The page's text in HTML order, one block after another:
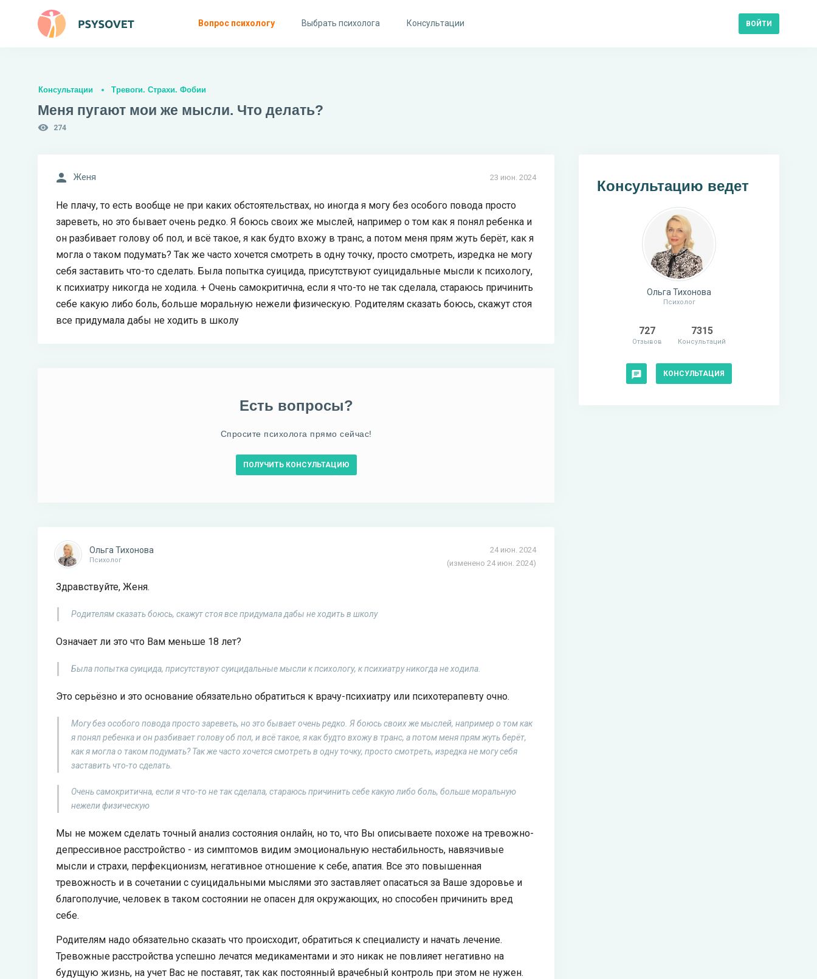
Вопрос психологу Выбрать психолога Консультации ВОЙТИ
Консультации Тревоги. Страхи. Фобии
Меня пугают мои же мысли. Что делать?
274
23 июн. 2024
Женя
Не плачу, то есть вообще не при каких обстоятельствах, но иногда я могу без особого повода просто
зареветь, но это бывает очень редко. Я боюсь своих же мыслей, например о том как я понял ребенка и
он разбивает голову об пол, и всё такое, я как будто вхожу в транс, а потом меня прям жуть берёт, как я
могла о таком подумать? Так же часто хочется смотреть в одну точку, просто смотреть, изредка не могу
себя заставить что-то сделать. Была попытка суицида, присутствуют суицидальные мысли к психологу,
к психиатру никогда не ходила. + Очень самокритична, если я что-то не так сделала, стараюсь причинить
себе какую либо боль, больше моральную нежели физическую. Родителям сказать боюсь, скажут стоя
все придумала дабы не ходить в школу
Есть вопросы?
Спросите психолога прямо сейчас!
ПОЛУЧИТЬ КОНСУЛЬТАЦИЮ
24 июн. 2024
(изменено 24 июн. 2024)
Ольга Тихонова
Психолог
Здравствуйте, Женя.
Родителям сказать боюсь, скажут стоя все придумала дабы не ходить в школу
Означает ли это что Вам меньше 18 лет?
Была попытка суицида, присутствуют суицидальные мысли к психологу, к психиатру никогда не ходила.
Это серьёзно и это основание обязательно обратиться к врачу-психиатру или психотерапевту очно.
Могу без особого повода просто зареветь, но это бывает очень редко. Я боюсь своих же мыслей, например о том как
я понял ребенка и он разбивает голову об пол, и всё такое, я как будто вхожу в транс, а потом меня прям жуть берёт,
как я могла о таком подумать? Так же часто хочется смотреть в одну точку, просто смотреть, изредка не могу себя
заставить что-то сделать.
Очень самокритична, если я что-то не так сделала, стараюсь причинить себе какую либо боль, больше моральную
нежели физическую
Мы не можем сделать точный анализ состояния онлайн, но то, что Вы описываете похоже на тревожно-
депрессивное расстройство - из симптомов видим эмоциональную нестабильность, навязчивые
мысли и страхи, перфекционизм, негативное отношение к себе, апатия. Все это повышенная
тревожность и в сочетании с суицидальными мыслями это заставляет опасаться за Ваше здоровье и
благополучие, человек в таком состоянии не опасен для окружающих, но способен причинить вред
себе.
Родителям надо обязательно сказать что происходит, обратиться к специалисту и начать лечение.
Тревожные расстройства успешно лечатся медикаментами и это никак не повлияет негативно на
будущую жизнь, на учет Вас не поставят, так как постоянный врачебный контроль при этом не нужен.
Консультацию ведет
Ольга Тихонова
Психолог
727
Отзывов
7315
Консультаций
КОНСУЛЬТАЦИЯ